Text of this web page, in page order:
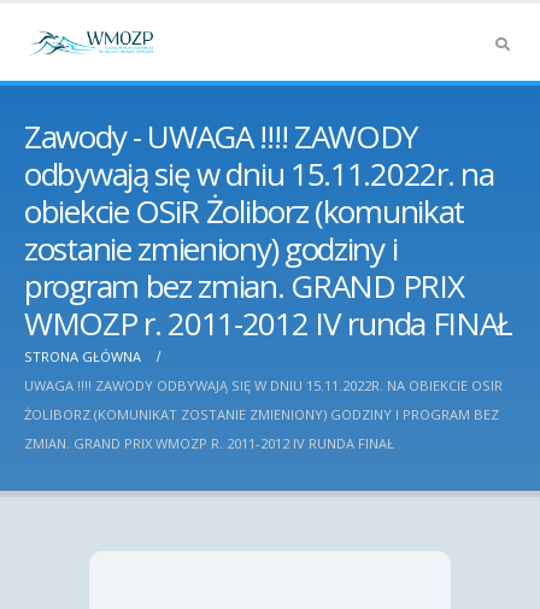
Zawody - UWAGA !!!! ZAWODY
odbywają się w dniu 15.11.2022r. na
obiekcie OSiR Żoliborz (komunikat
zostanie zmieniony) godziny i
program bez zmian. GRAND PRIX
WMOZP r. 2011-2012 IV runda FINAŁ
STRONA GŁÓWNA
UWAGA !!!! ZAWODY ODBYWAJĄ SIĘ W DNIU 15.11.2022R. NA OBIEKCIE OSIR
ŻOLIBORZ (KOMUNIKAT ZOSTANIE ZMIENIONY) GODZINY I PROGRAM BEZ
ZMIAN. GRAND PRIX WMOZP R. 2011-2012 IV RUNDA FINAŁ